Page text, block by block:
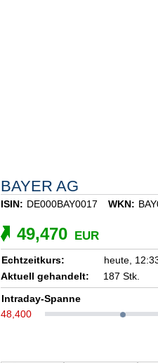
BAYER AG
ISIN: DE000BAY0017 WKN:
49,470 EUR
Echtzeitkurs: heute,
Aktuell gehandelt:
187 Stk.
Intraday-Spanne
48,400